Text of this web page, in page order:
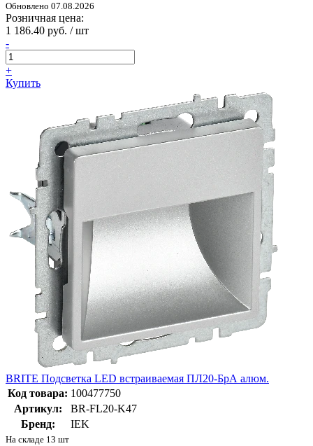
Обновлено 07.08.2026
Розничная цена:
1 186.40 руб. / шт
-
+
Купить
BRITE Подсветка LED встраиваемая ПЛ20-БрА алюм.
Код товара: 100477750
Артикул:
BR-FL20-K47
Бренд:
IEK
На складе 13 шт